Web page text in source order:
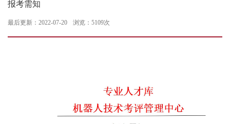
报考需知
最后更新：2022-07-20 浏览：5109次